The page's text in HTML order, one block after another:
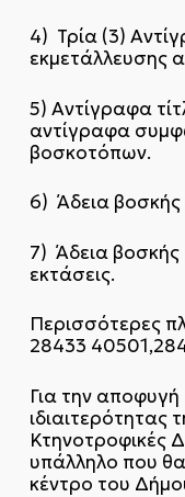
4) Τρία (3)
εκμετάλλευσης
5) Αντίγραφα
αντίγραφα
βοσκοτόπων.
6) Άδεια βοσκής
7) Άδεια βοσκής
εκτάσεις.
Περισσότερες
28433
Για την
Κτηνοτροφικές
υπάλληλο που
κέντρο του